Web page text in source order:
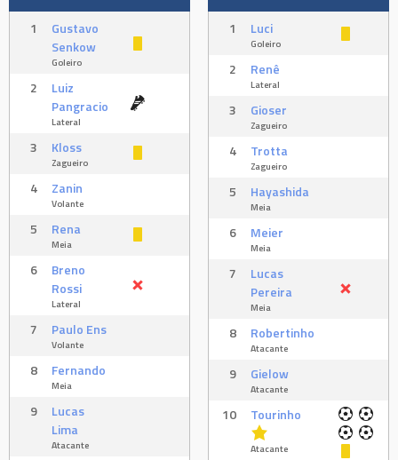
1
Gustavo
Senkow
Goleiro
2
Luiz
Pangracio
Lateral
3 Kloss
Zagueiro
4 Zanin
Volante
5 Rena
Meia
6
Breno
Rossi
Lateral
7 Paulo Ens
Volante
8 Fernando
Meia
9
Lucas
Lima
Atacante
1 Luci
Goleiro
2 Renê
Lateral
3 Gioser
Zagueiro
4 Trotta
Zagueiro
5 Hayashida
Meia
6 Meier
Meia
7
Lucas
Pereira
Meia
8 Robertinho
Atacante
9 Gielow
Atacante
10 Tourinho
Atacante